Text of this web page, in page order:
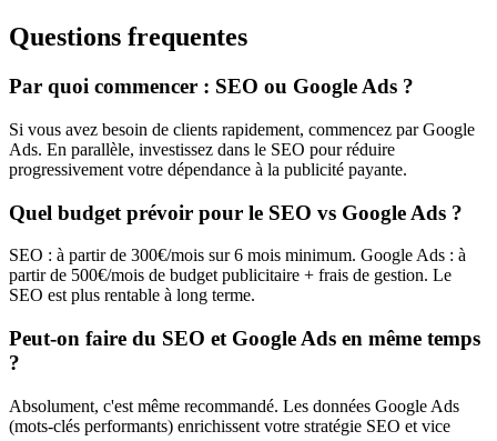
Questions frequentes
Par quoi commencer : SEO ou Google Ads ?
Si vous avez besoin de clients rapidement, commencez par Google
Ads. En parallèle, investissez dans le SEO pour réduire
progressivement votre dépendance à la publicité payante.
Quel budget prévoir pour le SEO vs Google Ads ?
SEO : à partir de 300€/mois sur 6 mois minimum. Google Ads : à
partir de 500€/mois de budget publicitaire + frais de gestion. Le
SEO est plus rentable à long terme.
Peut-on faire du SEO et Google Ads en même temps
?
Absolument, c'est même recommandé. Les données Google Ads
(mots-clés performants) enrichissent votre stratégie SEO et vice